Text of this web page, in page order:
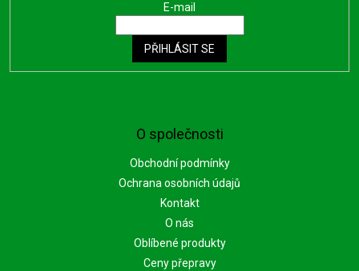
O společnosti
Obchodní podmínky
Ochrana osobních údajů
Kontakt
O nás
Oblíbené produkty
Ceny přepravy
E-mail
PŘIHLÁSIT SE